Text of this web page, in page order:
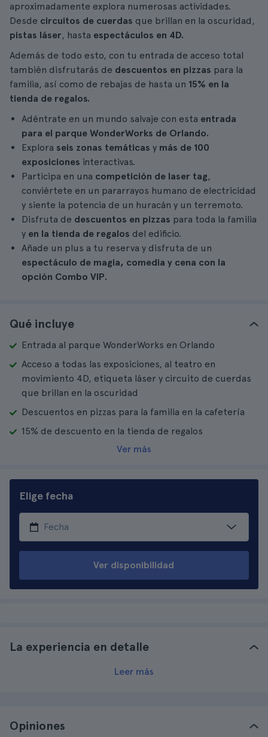
aproximadamente explora numerosas actividades.
Desde circuitos de cuerdas que brillan en la oscuridad,
pistas láser, hasta espectáculos en 4D.
Además de todo esto, con tu entrada de acceso total
también disfrutarás de descuentos en pizzas para la
familia, así como de rebajas de hasta un 15% en la
tienda de regalos.
Adéntrate en un mundo salvaje con esta entrada
para el parque WonderWorks de Orlando.
Explora seis zonas temáticas y más de 100
exposiciones interactivas.
Participa en una competición de laser tag,
conviértete en un pararrayos humano de electricidad
y siente la potencia de un huracán y un terremoto.
Disfruta de descuentos en pizzas para toda la familia
y en la tienda de regalos del edificio.
Añade un plus a tu reserva y disfruta de un
espectáculo de magia, comedia y cena con la
opción Combo VIP.
Qué incluye
Entrada al parque WonderWorks en Orlando
Acceso a todas las exposiciones, al teatro en
movimiento 4D, etiqueta láser y circuito de cuerdas
que brillan en la oscuridad
Descuentos en pizzas para la familia en la cafetería
15% de descuento en la tienda de regalos
Ver más
Elige fecha
Ver disponibilidad
La experiencia en detalle
Leer más
Opiniones